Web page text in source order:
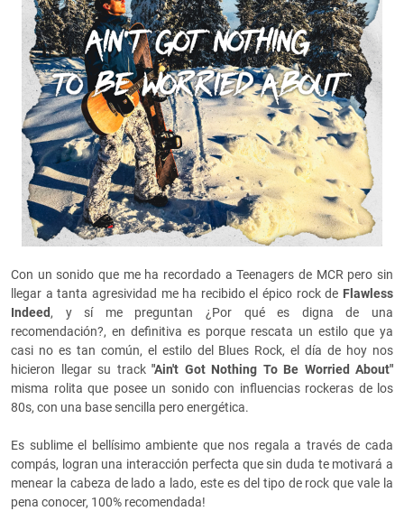
Con un sonido que me ha recordado a Teenagers de MCR pero sin
llegar a tanta agresividad me ha recibido el épico rock de Flawless
Indeed, y sí me preguntan ¿Por qué es digna de una
recomendación?, en definitiva es porque rescata un estilo que ya
casi no es tan común, el estilo del Blues Rock, el día de hoy nos
hicieron llegar su track "Ain't Got Nothing To Be Worried About"
misma rolita que posee un sonido con influencias rockeras de los
80s, con una base sencilla pero energética.
Es sublime el bellísimo ambiente que nos regala a través de cada
compás, logran una interacción perfecta que sin duda te motivará a
menear la cabeza de lado a lado, este es del tipo de rock que vale la
pena conocer, 100% recomendada!